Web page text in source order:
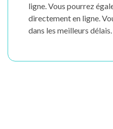
ligne. Vous pourrez
directement en ligne.
dans les meilleurs délais.